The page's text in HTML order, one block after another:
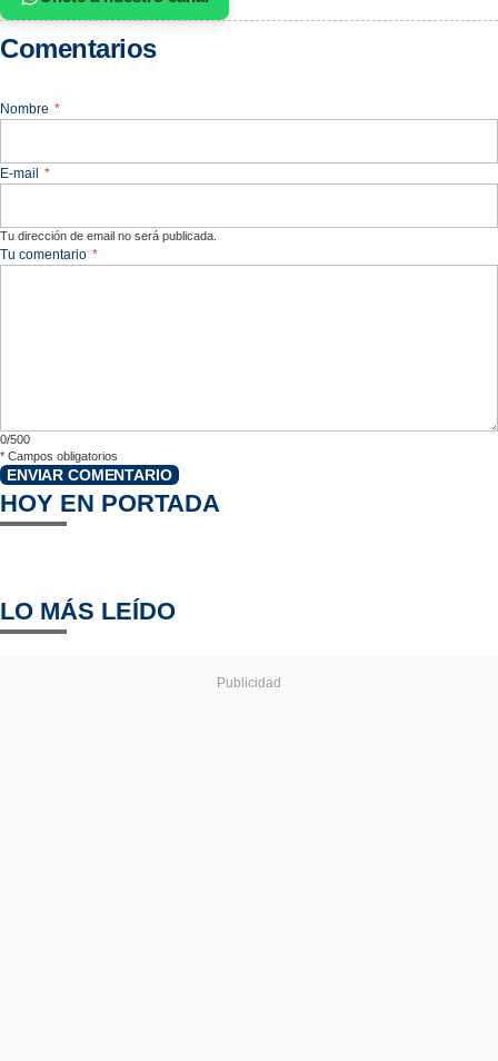
Comentarios
Nombre *
E-mail *
Tu dirección de email no será publicada.
Tu comentario *
0/500
* Campos obligatorios
ENVIAR COMENTARIO
HOY EN PORTADA
LO MÁS LEÍDO